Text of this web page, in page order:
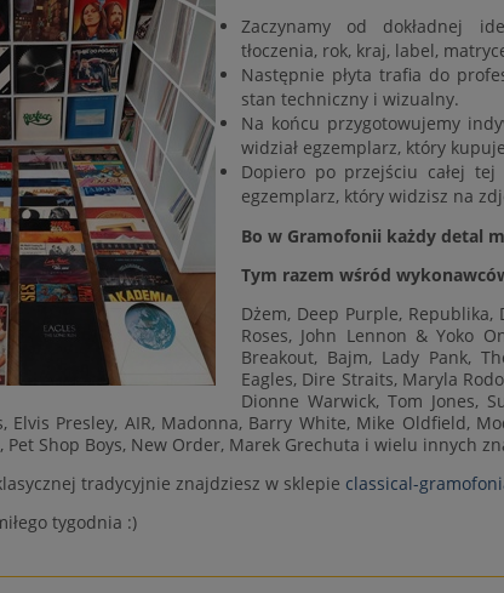
Zaczynamy od dokładnej
tłoczenia, rok, kraj, label,
Następnie płyta trafia do
stan techniczny i wizualny.
Na końcu przygotowujemy
widział egzemplarz, który
Dopiero po przejściu całej
egzemplarz, który widzisz na
Bo w Gramofonii każdy detal
Tym razem wśród
Dżem, Deep Purple,
Roses, John Lennon & Yoko
Breakout, Bajm, Lady Pank,
Eagles, Dire Straits, Maryla
Dionne Warwick, Tom Jones,
Elvis Presley, AIR, Madonna, Barry White, Mike Oldfield,
Pet Shop Boys, New Order, Marek Grechuta i wielu innych
tradycyjnie znajdziesz w sklepie classical-
tygodnia :)